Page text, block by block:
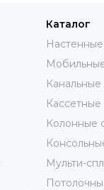
Каталог
Колонные
Мульти-